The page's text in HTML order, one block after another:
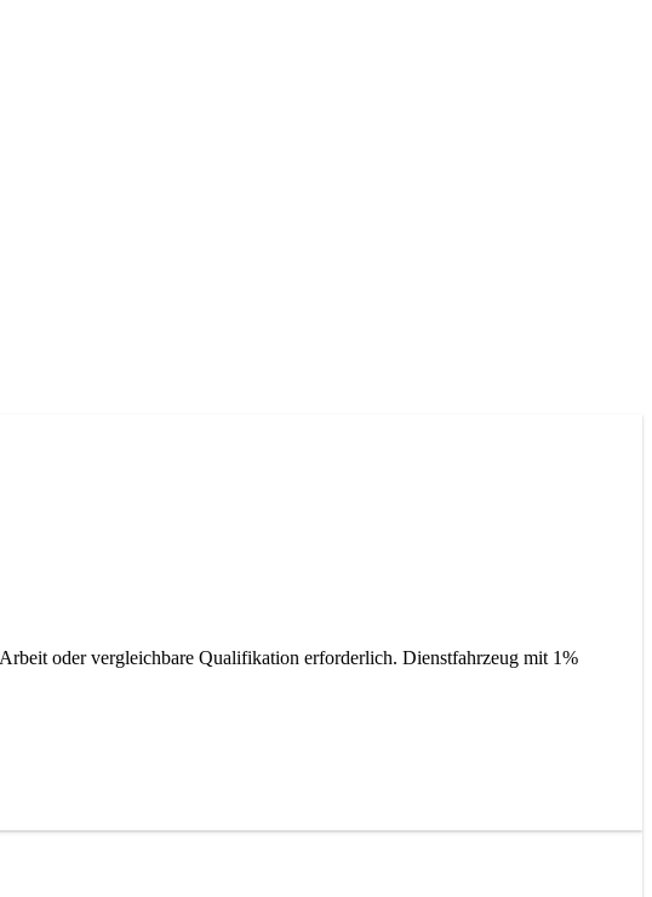
oder vergleichbare Qualifikation erforderlich. Dienstfahrzeug mit 1%